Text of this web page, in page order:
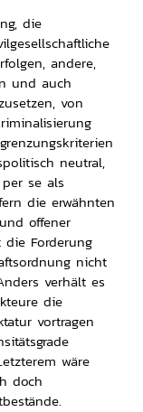
die
andere,
und auch
von
neutral,
se als
die erwähnten
offener
die Forderung
nicht
verhält es
die
vortragen
wäre
doch